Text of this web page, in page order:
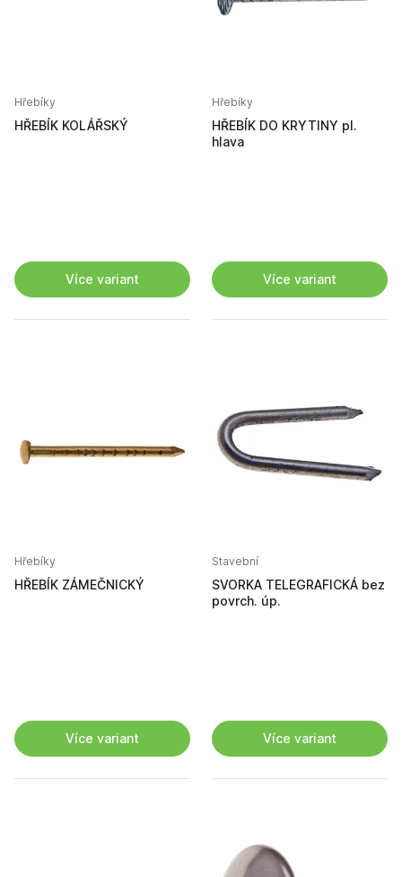
Hřebíky
HŘEBÍK KOLÁŘSKÝ
Více variant
Hřebíky
HŘEBÍK DO KRYTINY pl.
hlava
Více variant
Hřebíky
HŘEBÍK ZÁMEČNICKÝ
Více variant
Stavební
SVORKA TELEGRAFICKÁ bez
povrch. úp.
Více variant